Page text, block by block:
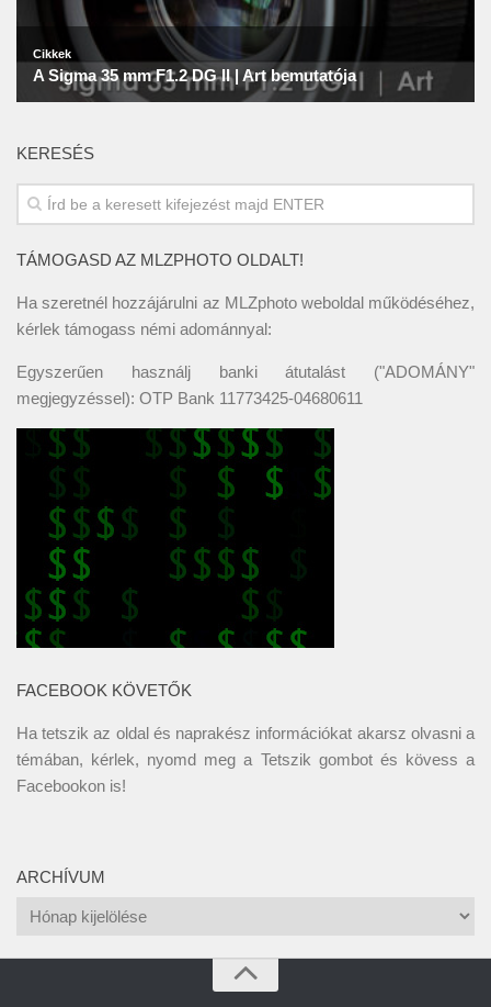
KERESÉS
TÁMOGASD AZ MLZPHOTO OLDALT!
Ha szeretnél hozzájárulni az MLZphoto weboldal működéséhez,
kérlek támogass némi adománnyal:
Egyszerűen használj banki átutalást ("ADOMÁNY"
megjegyzéssel): OTP Bank 11773425-04680611
FACEBOOK KÖVETŐK
Ha tetszik az oldal és naprakész információkat akarsz olvasni a
témában, kérlek, nyomd meg a Tetszik gombot és kövess a
Facebookon is!
ARCHÍVUM
Archívum